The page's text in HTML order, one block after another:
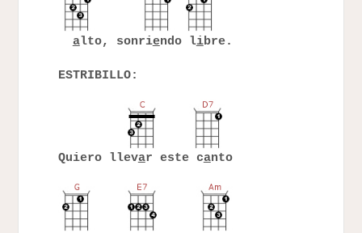
alto, sonriendo libre.
ESTRIBILLO:
Quiero llevar este canto